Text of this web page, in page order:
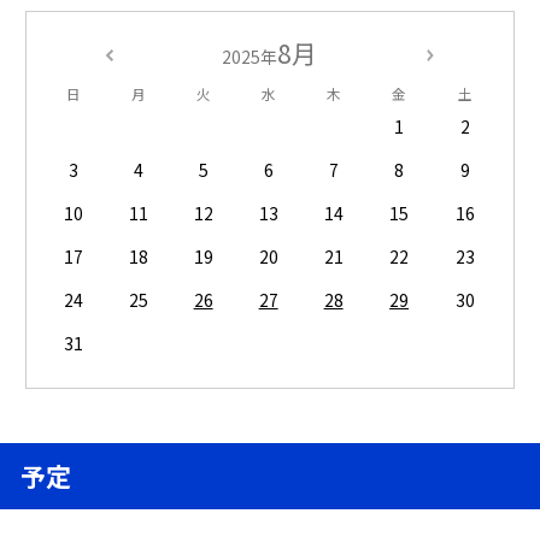
2025年8月
日 月 火 水 木 金 土
1
2
3
4 5 6 7 8
9
10
11 12 13 14 15
16
17
18 19 20 21 22
23
24
25 26 27 28 29
30
31
予定